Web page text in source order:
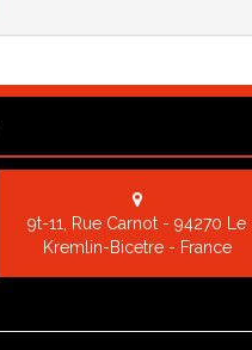
9t-11, Rue Carnot - 94270 Le
Kremlin-Bicetre - France